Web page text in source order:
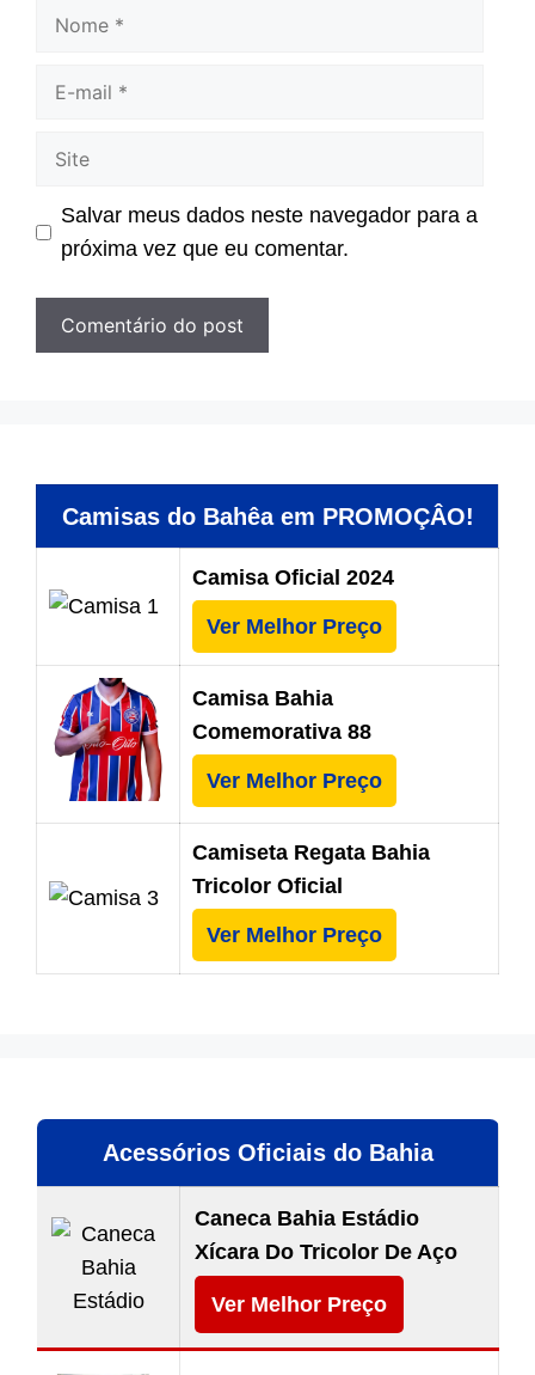
Nome
Site
Salvar meus dados neste navegador para a
próxima vez que eu comentar.
Camisas do Bahêa em PROMOÇÂO!
Camisa Oficial 2024
Ver Melhor Preço
Camisa Bahia
Comemorativa 88
Ver Melhor Preço
Camiseta Regata Bahia
Tricolor Oficial
Ver Melhor Preço
Acessórios Oficiais do Bahia
Caneca Bahia Estádio
Xícara Do Tricolor De Aço
Ver Melhor Preço